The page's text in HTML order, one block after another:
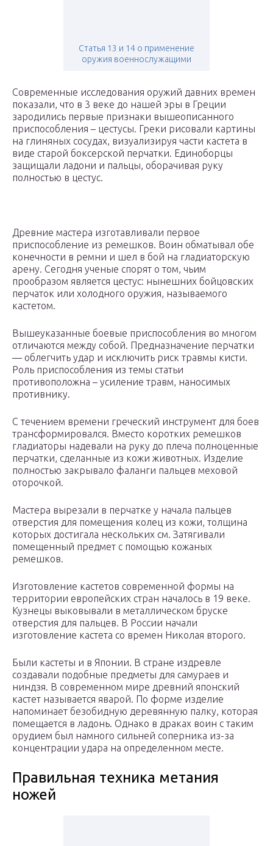
Статья 13 и 14 о применение
оружия военнослужащими
Современные исследования оружий давних времен
показали, что в 3 веке до нашей эры в Греции
зародились первые признаки вышеописанного
приспособления – цестусы. Греки рисовали картины
на глиняных сосудах, визуализируя части кастета в
виде старой боксерской перчатки. Единоборцы
защищали ладони и пальцы, оборачивая руку
полностью в цестус.
Древние мастера изготавливали первое
приспособление из ремешков. Воин обматывал обе
конечности в ремни и шел в бой на гладиаторскую
арену. Сегодня ученые спорят о том, чьим
прообразом является цестус: нынешних бойцовских
перчаток или холодного оружия, называемого
кастетом.
Вышеуказанные боевые приспособления во многом
отличаются между собой. Предназначение перчатки
— облегчить удар и исключить риск травмы кисти.
Роль приспособления из темы статьи
противоположна – усиление травм, наносимых
противнику.
С течением времени греческий инструмент для боев
трансформировался. Вместо коротких ремешков
гладиаторы надевали на руку до плеча полноценные
перчатки, сделанные из кожи животных. Изделие
полностью закрывало фаланги пальцев меховой
оторочкой.
Мастера вырезали в перчатке у начала пальцев
отверстия для помещения колец из кожи, толщина
которых достигала нескольких см. Затягивали
помещенный предмет с помощью кожаных
ремешков.
Изготовление кастетов современной формы на
территории европейских стран началось в 19 веке.
Кузнецы выковывали в металлическом бруске
отверстия для пальцев. В России начали
изготовление кастета со времен Николая второго.
Были кастеты и в Японии. В стране издревле
создавали подобные предметы для самураев и
ниндзя. В современном мире древний японский
кастет называется яварой. По форме изделие
напоминает безобидную деревянную палку, которая
помещается в ладонь. Однако в драках воин с таким
орудием был намного сильней соперника из-за
концентрации удара на определенном месте.
Правильная техника метания
ножей